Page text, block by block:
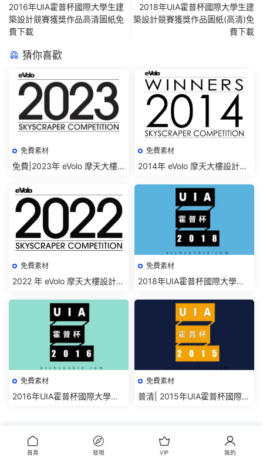
2016年UIA霍普杯國際大學生建
築設計競賽獲獎作品高清圖紙免
費下載
2018年UIA霍普杯國際大學生建
築設計競賽獲獎作品圖紙(高清)免
費下載
猜你喜歡
免費素材
免費|2023年 eVolo 摩天大樓
免費素材
2014年 eVolo 摩天大樓設計競
免費素材
2022 年 eVolo 摩天大樓設計競
免費素材
2018年UIA霍普杯國際大學生
清)免費下載
免費素材
2016年UIA霍普杯國際大學生
免費素材
普清| 2015年UIA霍普杯國際大
首頁 發現 VIP 我的